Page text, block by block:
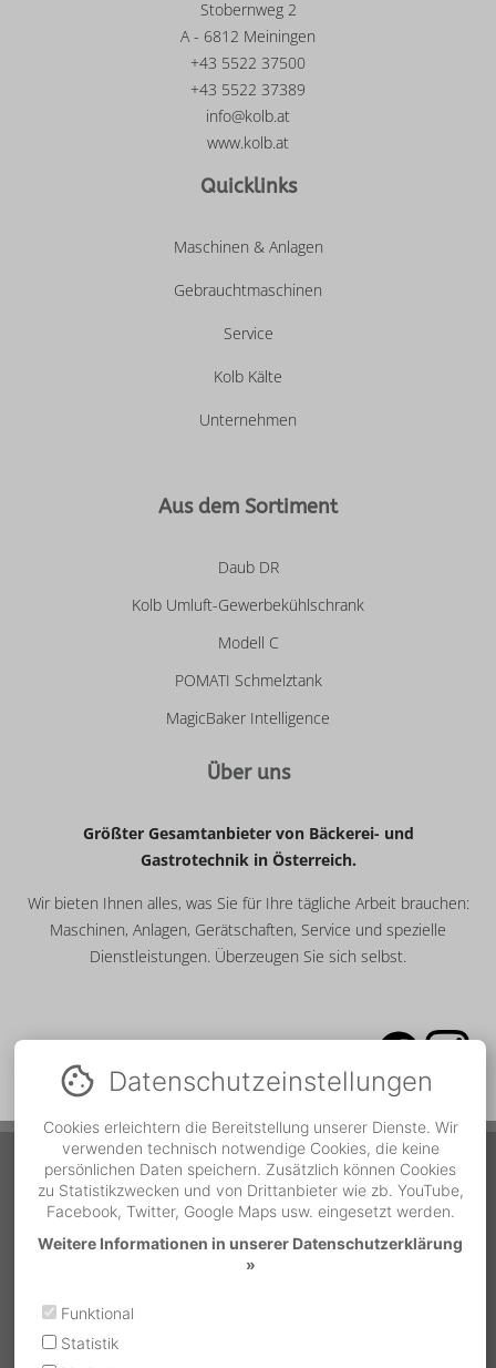
Stobernweg 2
A - 6812 Meiningen
+43 5522 37500
+43 5522 37389
info@kolb.at
www.kolb.at
Quicklinks
Maschinen & Anlagen
Gebrauchtmaschinen
Service
Kolb Kälte
Unternehmen
Aus dem Sortiment
Daub DR
Kolb Umluft-Gewerbekühlschrank
Modell C
POMATI Schmelztank
MagicBaker Intelligence
Über uns
Größter Gesamtanbieter von Bäckerei- und
Gastrotechnik in Österreich.
Wir bieten Ihnen alles, was Sie für Ihre tägliche Arbeit brauchen:
Maschinen, Anlagen, Gerätschaften, Service und spezielle
Dienstleistungen. Überzeugen Sie sich selbst.
Service Hotline
Während der Bürozeiten Telefonnummer
MO - DO | 07:00 bis 12:00
Außerhalb der Bürozeiten
Datenschutz­einstellungen
Cookies erleichtern die Bereitstellung unserer Dienste. Wir
verwenden technisch notwendige Cookies, die keine
persönlichen Daten speichern. Zusätzlich können Cookies
zu Statistikzwecken und von Drittanbieter wie zb. YouTube,
Facebook, Twitter, Google Maps usw. eingesetzt werden.
Weitere Informationen in unserer Datenschutzerklärung
»
Funktional
Statistik